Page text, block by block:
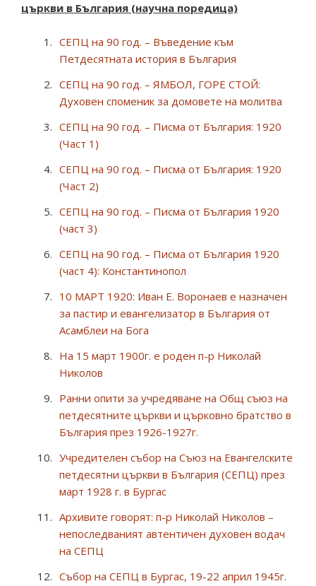
църкви в България (научна поредица)
СЕПЦ на 90 год. – Въведение към
Петдесятната история в България
СЕПЦ на 90 год. – ЯМБОЛ, ГОРЕ СТОЙ:
Духовен споменик за домовете на молитва
СЕПЦ на 90 год. – Писма от България: 1920
(Част 1)
СЕПЦ на 90 год. – Писма от България: 1920
(Част 2)
СЕПЦ на 90 год. – Писма от България 1920
(част 3)
СЕПЦ на 90 год. – Писма от България 1920
(част 4): Константинопол
10 МАРТ 1920: Иван Е. Воронаев е назначен
за пастир и евангелизатор в България от
Асамблеи на Бога
На 15 март 1900г. е роден п-р Николай
Николов
Ранни опити за учредяване на Общ съюз на
петдесятните църкви и църковно братство в
България през 1926-1927г.
Учредителен събор на Съюз на Евангелските
петдесятни църкви в България (СЕПЦ) през
март 1928 г. в Бургас
Архивите говорят: п-р Николай Николов –
непоследваният автентичен духовен водач
на СЕПЦ
Събор на СЕПЦ в Бургас, 19-22 април 1945г.